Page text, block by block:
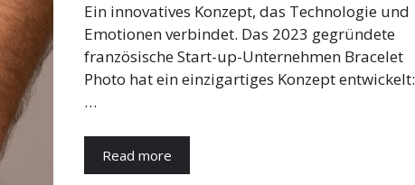
Ein innovatives Konzept, das Technologie und
Emotionen verbindet. Das 2023 gegründete
französische Start-up-Unternehmen Bracelet
Photo hat ein einzigartiges Konzept entwickelt:
…
Read more